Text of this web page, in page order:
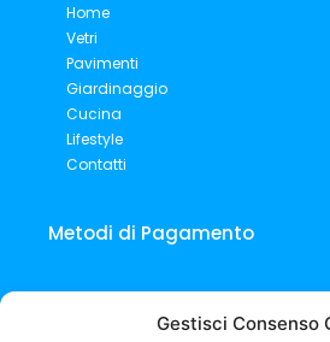
Gestisci Consenso
Home
Vetri
Pavimenti
Giardinaggio
Cucina
Lifestyle
Contatti
Metodi di Pagamento